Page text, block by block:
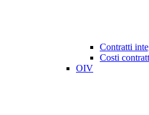
Contratti
Costi
OIV